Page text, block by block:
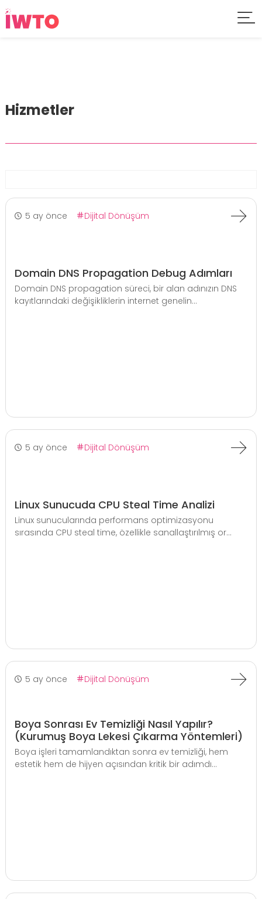
Hizmetler
5 ay önce Dijital Dönüşüm
Domain DNS Propagation Debug Adımları
Domain DNS propagation süreci, bir alan adınızın DNS
kayıtlarındaki değişikliklerin internet genelin...
5 ay önce Dijital Dönüşüm
Linux Sunucuda CPU Steal Time Analizi
Linux sunucularında performans optimizasyonu
sırasında CPU steal time, özellikle sanallaştırılmış or...
5 ay önce Dijital Dönüşüm
Boya Sonrası Ev Temizliği Nasıl Yapılır?
(Kurumuş Boya Lekesi Çıkarma Yöntemleri)
Boya işleri tamamlandıktan sonra ev temizliği, hem
estetik hem de hijyen açısından kritik bir adımdı...